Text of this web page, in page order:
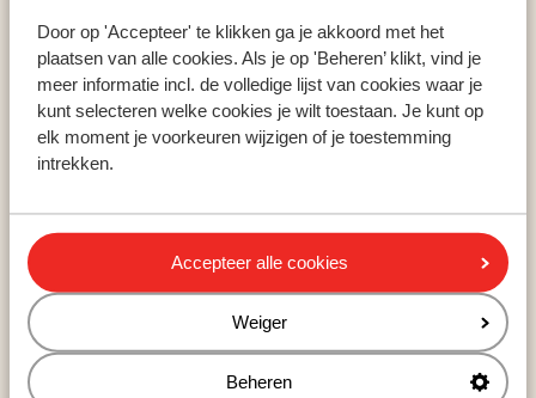
Door op 'Accepteer' te klikken ga je akkoord met het
plaatsen van alle cookies. Als je op 'Beheren’ klikt, vind je
meer informatie incl. de volledige lijst van cookies waar je
kunt selecteren welke cookies je wilt toestaan. Je kunt op
elk moment je voorkeuren wijzigen of je toestemming
intrekken.
Accepteer alle cookies
Weiger
Beheren
Zakynthos
Populaire bestemmingen
Albufeira
Over Sunweb
Over Sunweb
Verantwoord op vakantie